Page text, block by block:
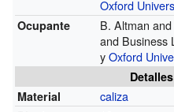
Oxford
Ocupante
B. Altman
and Business
yOxford
Material
caliza